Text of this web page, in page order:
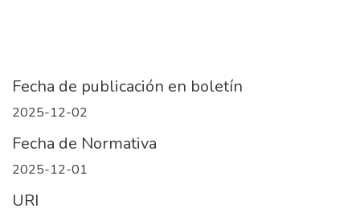
Fecha de publicación en boletín
2025-12-02
Fecha de Normativa
2025-12-01
URI